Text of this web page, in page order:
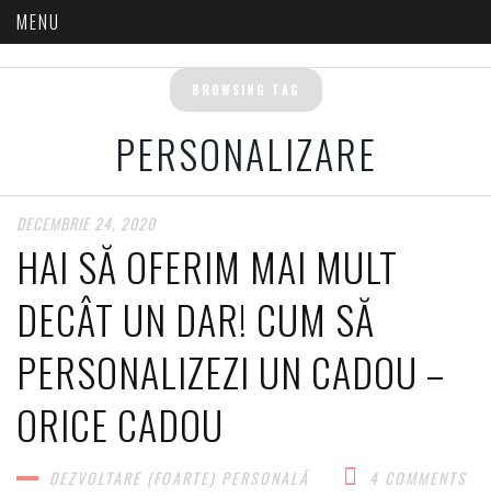
BROWSING TAG
PERSONALIZARE
DECEMBRIE 24, 2020
HAI SĂ OFERIM MAI MULT
DECÂT UN DAR! CUM SĂ
PERSONALIZEZI UN CADOU –
ORICE CADOU
DEZVOLTARE (FOARTE) PERSONALĂ​ 4 COMMENTS